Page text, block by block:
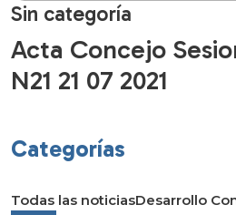
Sin categoría
Acta Concejo
N21 21 07 2021
Categorías
Todas las noticiasDesarrollo